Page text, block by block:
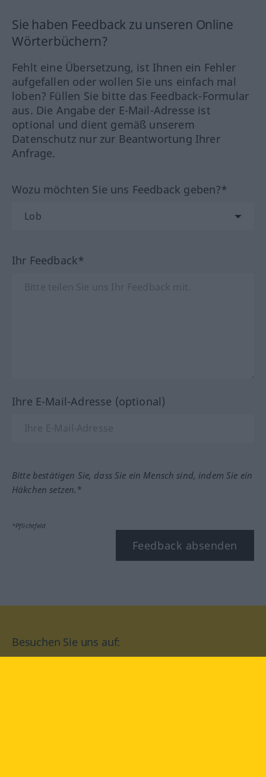
Sie haben Feedback zu unseren Online
Wörterbüchern?
Fehlt eine Übersetzung, ist Ihnen ein Fehler
aufgefallen oder wollen Sie uns einfach mal
loben? Füllen Sie bitte das Feedback-Formular
aus. Die Angabe der E-Mail-Adresse ist
optional und dient gemäß unserem
Datenschutz nur zur Beantwortung Ihrer
Anfrage.
Wozu möchten Sie uns Feedback geben?*
Ihr Feedback*
Ihre E-Mail-Adresse (optional)
Bitte bestätigen Sie, dass Sie ein Mensch sind, indem Sie ein
Häkchen setzen.*
*Pflichtfeld
Feedback absenden
Besuchen Sie uns auf: